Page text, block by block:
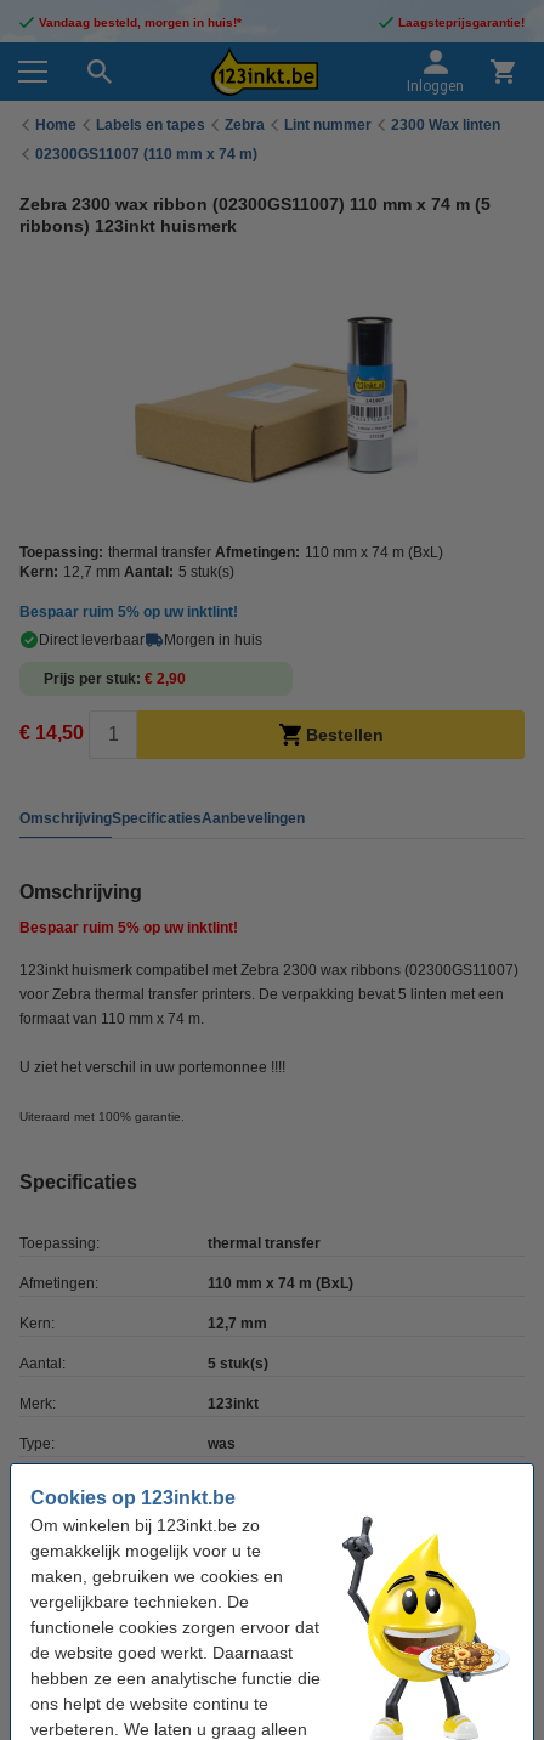
Cookies op 123inkt.be
Om winkelen bij 123inkt.be zo
gemakkelijk mogelijk voor u te
maken, gebruiken we cookies en
vergelijkbare technieken. De
functionele cookies zorgen ervoor dat
de website goed werkt. Daarnaast
hebben ze een analytische functie die
ons helpt de website continu te
verbeteren. We laten u graag alleen
Vandaag besteld, morgen in huis!* Laagsteprijsgarantie!
Inloggen
Home Labels en tapes Zebra Lint nummer
2300 Wax linten
02300GS11007 (110 mm x 74 m)
Zebra 2300 wax ribbon (02300GS11007) 110 mm x 74 m (5
ribbons) 123inkt huismerk
Toepassing: thermal transfer Afmetingen: 110 mm x 74 m (BxL)
Kern: 12,7 mm Aantal: 5 stuk(s)
Bespaar ruim 5% op uw inktlint!
Direct leverbaar
Morgen in huis
Prijs per stuk € 2,90
€ 14,50 Bestellen
OmschrijvingSpecificatiesAanbevelingen
Omschrijving
Bespaar ruim 5% op uw inktlint!
123inkt huismerk compatibel met Zebra 2300 wax ribbons (02300GS11007)
voor Zebra thermal transfer printers. De verpakking bevat 5 linten met een
formaat van 110 mm x 74 m.
U ziet het verschil in uw portemonnee !!!!
Uiteraard met 100% garantie.
Specificaties
Toepassing: thermal transfer
Afmetingen: 110 mm x 74 m (BxL)
Kern: 12,7 mm
Aantal: 5 stuk(s)
Merk: 123inkt
Type: was
Ons artikelnr: 141007
Nummer:
Winstpakker!
Aanbieding: 5x 123inkt huismerk vervangt
Zebra 2300 wax ribbon (02300GS11007) 110
mm x 74 m (5 ribbons)
€ 64,50